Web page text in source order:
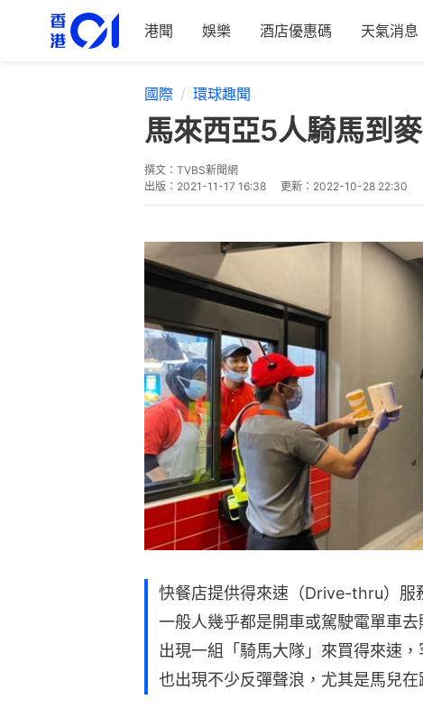
港聞 娛樂 酒店優惠碼 天氣消息
國際 環球趣聞
馬來西亞5人騎馬到
撰文： TVBS新聞網
出版： 2021-11-17 16:38 更新： 2022-10-28 22:30
快餐店提供得來速（Drive-thru）服
一般人幾乎都是開車或駕駛電單車
出現一組「騎馬大隊」來買得來速
也出現不少反彈聲浪，尤其是馬兒